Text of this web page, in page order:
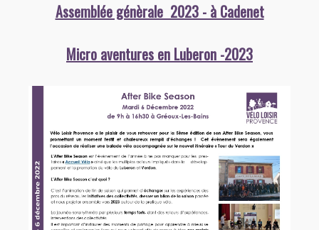
Assemblée génèrale 2023 - à Cadenet
Micro aventures en Luberon -2023